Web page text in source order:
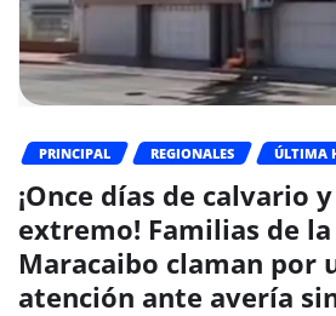
PRINCIPAL REGIONALES ÚLTIMA
¡Once días de calvario
extremo! Familias de
Maracaibo claman por
atención ante avería